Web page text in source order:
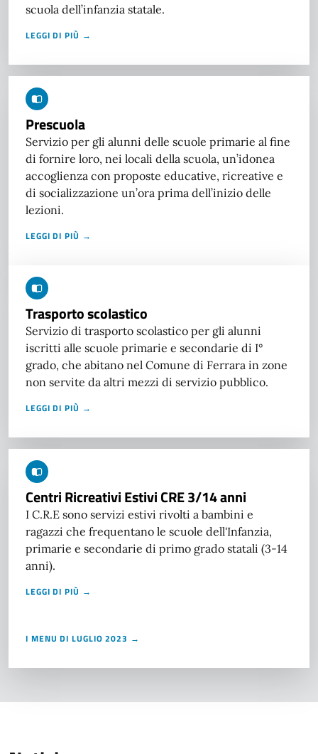
scuola dell’infanzia statale.
LEGGI DI PIÙ →
Prescuola
Servizio per gli alunni delle scuole primarie al fine
di fornire loro, nei locali della scuola, un’idonea
accoglienza con proposte educative, ricreative e
di socializzazione un’ora prima dell’inizio delle
lezioni.
LEGGI DI PIÙ →
Trasporto scolastico
Servizio di trasporto scolastico per gli alunni
iscritti alle scuole primarie e secondarie di I°
grado, che abitano nel Comune di Ferrara in zone
non servite da altri mezzi di servizio pubblico.
LEGGI DI PIÙ →
Centri Ricreativi Estivi CRE 3/14 anni
I C.R.E sono servizi estivi rivolti a bambini e
ragazzi che frequentano le scuole dell'Infanzia,
primarie e secondarie di primo grado statali (3-14
anni).
LEGGI DI PIÙ →
I MENU DI LUGLIO 2023 →